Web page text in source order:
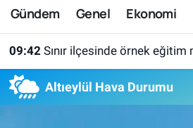
Gündem Genel Ekonomi
09:42 Sınır ilçesinde örnek eğitim modeli: Çocuklar
Altıeylül Hava Durumu